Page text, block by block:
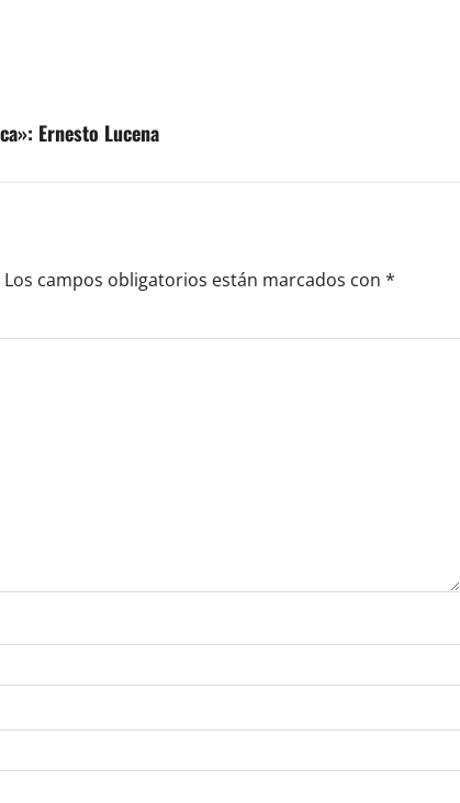
Ernesto Lucena
Los campos obligatorios están marcados con *